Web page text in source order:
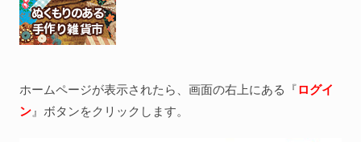
ホームページが表示されたら、画面の右上にある『ログイ
ン 』ボタンをクリックします。